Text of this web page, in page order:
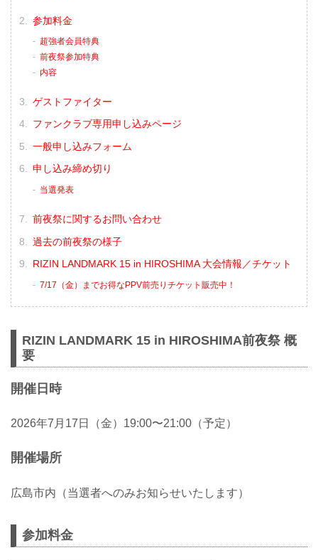
参加料金
超強者会員特典
前夜祭参加特典
内容
ゲストファイター
ファンクラブ専用申し込みページ
一般申し込みフォーム
申し込み締め切り
当選発表
前夜祭に関するお問い合わせ
過去の前夜祭の様子
RIZIN LANDMARK 15 in HIROSHIMA 大会情報／チケット
7/17（金）までお得なPPV前売りチケット販売中！
RIZIN LANDMARK 15 in HIROSHIMA前夜祭 概
要
開催日時
2026年7月17日（金）19:00〜21:00（予定）
開催場所
広島市内（当選者へのみお知らせいたします）
参加料金